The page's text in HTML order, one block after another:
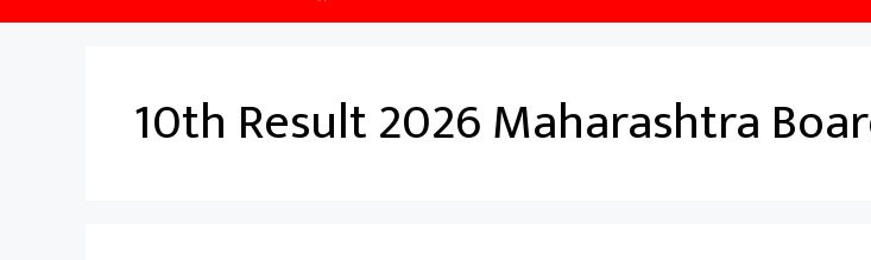
10th Result 2026 Maharashtra